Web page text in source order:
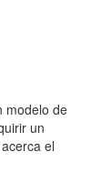
modelo de
un
el